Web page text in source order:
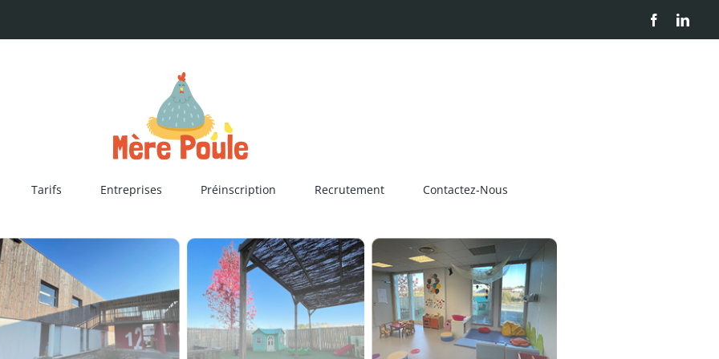
Facebook
Tarifs Entreprises Préinscription Recrutement Contactez-Nous